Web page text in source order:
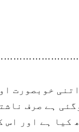
خوبصورت
ہے صرف
کیا ہے اور